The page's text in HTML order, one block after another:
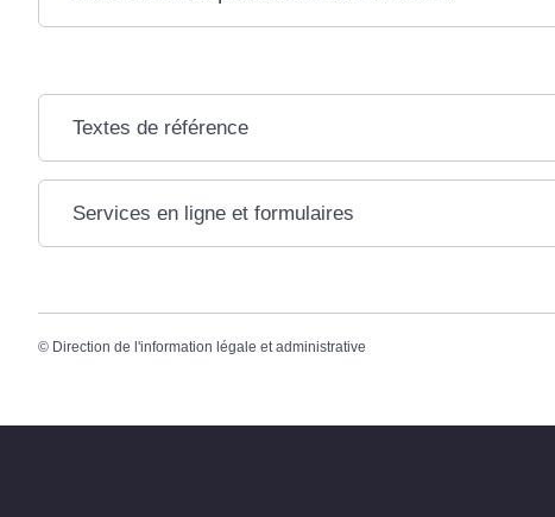
Textes de référence
Services en ligne et formulaires
© Direction de l'information légale et administrative